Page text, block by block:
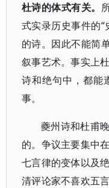
杜诗的体式有关。
式实录历史事件的“
的诗。因此不能简
叙事艺术。事实上
诗和绝句中，都能
事。
夔州诗和杜甫
的。争议主要集中
七言律的变体以及
清评论家不喜欢五